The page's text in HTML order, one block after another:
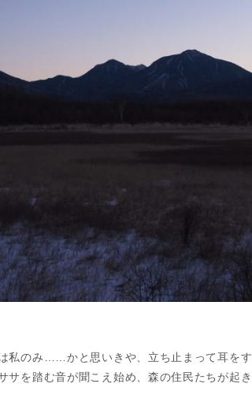
私のみ……かと思いきや、立ち止まって耳を
サを踏む音が聞こえ始め、森の住民たちが起